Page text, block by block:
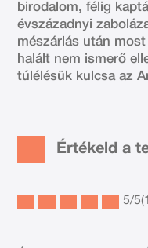
birodalom, félig
évszázadnyi
mészárlás után
halált nem ismerő
túlélésük kulcsa az
Értékeld a
5/5